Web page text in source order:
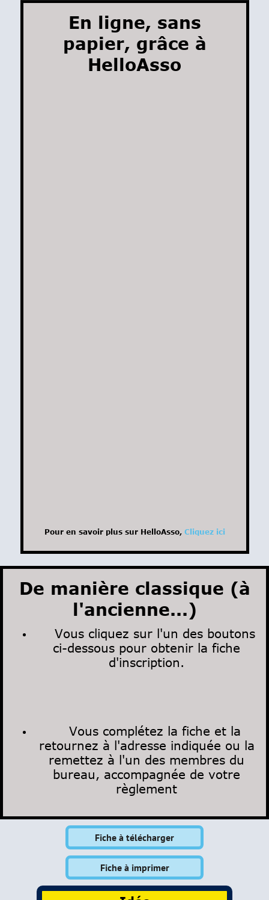
En ligne, sans
papier, grâce à
HelloAsso
Pour en savoir plus sur HelloAsso, Cliquez ici
De manière classique (à
l'ancienne...)
Vous cliquez sur l'un des boutons
ci-dessous pour obtenir la fiche
d'inscription.
Vous complétez la fiche et la
retournez à l'adresse indiquée ou la
remettez à l'un des membres du
bureau, accompagnée de votre
règlement
Fiche à télécharger
Fiche à imprimer